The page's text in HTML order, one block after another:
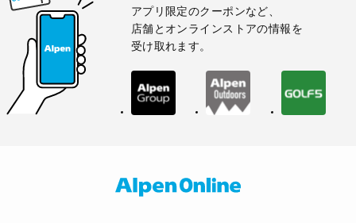
アプリ限定のクーポンなど、
店舗とオンラインストアの情報を
受け取れます。